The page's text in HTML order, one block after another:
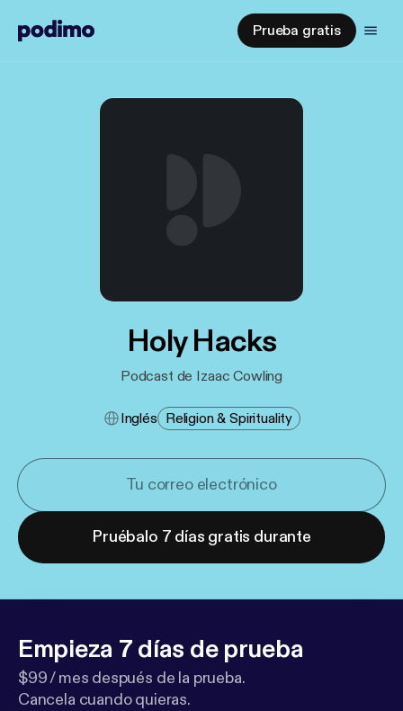
Prueba gratis
Holy Hacks
Podcast de Izaac Cowling
Inglés Religion & Spirituality
Pruébalo 7 días gratis durante
Empieza 7 días de prueba
$99 / mes después de la prueba.
Cancela cuando quieras.